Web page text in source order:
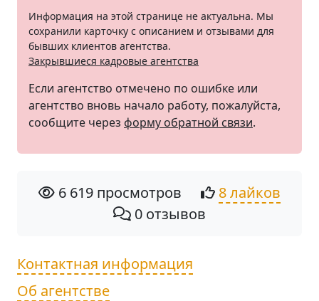
Информация на этой странице не актуальна. Мы
сохранили карточку с описанием и отзывами для
бывших клиентов агентства.
Закрывшиеся кадровые агентства
Если агентство отмечено по ошибке или
агентство вновь начало работу, пожалуйста,
сообщите через форму обратной связи.
6 619 просмотров
8 лайков
0 отзывов
Контактная информация
Об агентстве